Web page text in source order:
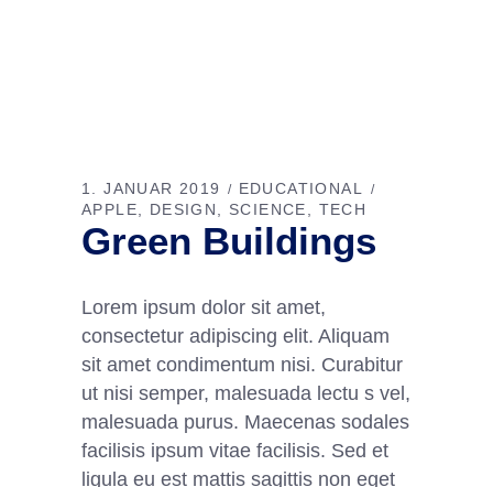
1. JANUAR 2019
EDUCATIONAL
APPLE
DESIGN SCIENCE TECH
Green Buildings
Lorem ipsum dolor sit amet,
consectetur adipiscing elit. Aliquam
sit amet condimentum nisi. Curabitur
ut nisi semper, malesuada lectu s vel,
malesuada purus. Maecenas sodales
facilisis ipsum vitae facilisis. Sed et
ligula eu est mattis sagittis non eget